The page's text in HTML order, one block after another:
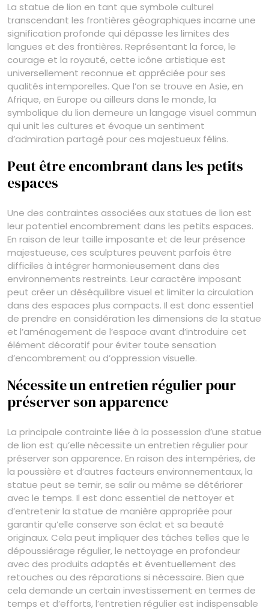
La statue de lion en tant que symbole culturel
transcendant les frontières géographiques incarne une
signification profonde qui dépasse les limites des
langues et des frontières. Représentant la force, le
courage et la royauté, cette icône artistique est
universellement reconnue et appréciée pour ses
qualités intemporelles. Que l’on se trouve en Asie, en
Afrique, en Europe ou ailleurs dans le monde, la
symbolique du lion demeure un langage visuel commun
qui unit les cultures et évoque un sentiment
d’admiration partagé pour ces majestueux félins.
Peut être encombrant dans les petits
espaces
Une des contraintes associées aux statues de lion est
leur potentiel encombrement dans les petits espaces.
En raison de leur taille imposante et de leur présence
majestueuse, ces sculptures peuvent parfois être
difficiles à intégrer harmonieusement dans des
environnements restreints. Leur caractère imposant
peut créer un déséquilibre visuel et limiter la circulation
dans des espaces plus compacts. Il est donc essentiel
de prendre en considération les dimensions de la statue
et l’aménagement de l’espace avant d’introduire cet
élément décoratif pour éviter toute sensation
d’encombrement ou d’oppression visuelle.
Nécessite un entretien régulier pour
préserver son apparence
La principale contrainte liée à la possession d’une statue
de lion est qu’elle nécessite un entretien régulier pour
préserver son apparence. En raison des intempéries, de
la poussière et d’autres facteurs environnementaux, la
statue peut se ternir, se salir ou même se détériorer
avec le temps. Il est donc essentiel de nettoyer et
d’entretenir la statue de manière appropriée pour
garantir qu’elle conserve son éclat et sa beauté
originaux. Cela peut impliquer des tâches telles que le
dépoussiérage régulier, le nettoyage en profondeur
avec des produits adaptés et éventuellement des
retouches ou des réparations si nécessaire. Bien que
cela demande un certain investissement en termes de
temps et d’efforts, l’entretien régulier est indispensable